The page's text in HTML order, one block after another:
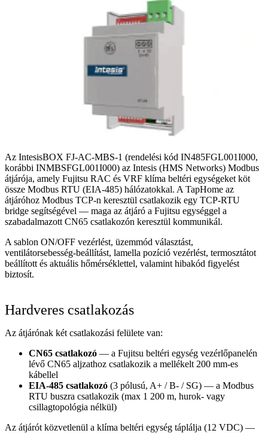
Az IntesisBOX FJ-AC-MBS-1 (rendelési kód IN485FGL001I000,
korábbi INMBSFGL001I000) az Intesis (HMS Networks) Modbus
átjárója, amely Fujitsu RAC és VRF klíma beltéri egységeket köt
össze Modbus RTU (EIA-485) hálózatokkal. A TapHome az
átjáróhoz Modbus TCP-n keresztül csatlakozik egy TCP-RTU
bridge segítségével — maga az átjáró a Fujitsu egységgel a
szabadalmazott CN65 csatlakozón keresztül kommunikál.
A sablon ON/OFF vezérlést, üzemmód választást,
ventilátorsebesség-beállítást, lamella pozíció vezérlést, termosztátot
beállított és aktuális hőmérséklettel, valamint hibakód figyelést
biztosít.
Hardveres csatlakozás
Az átjárónak két csatlakozási felülete van:
CN65 csatlakozó — a Fujitsu beltéri egység vezérlőpanelén
lévő CN65 aljzathoz csatlakozik a mellékelt 200 mm-es
kábellel
EIA-485 csatlakozó (3 pólusú, A+ / B- / SG) — a Modbus
RTU buszra csatlakozik (max 1 200 m, hurok- vagy
csillagtopológia nélkül)
Az átjárót közvetlenül a klíma beltéri egység táplálja (12 VDC) —